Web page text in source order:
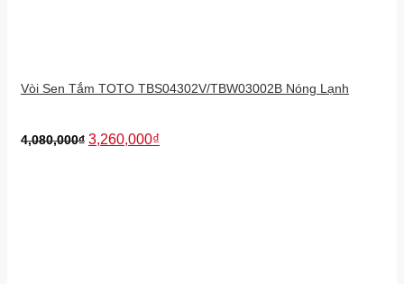
Vòi Sen Tắm TOTO TBS04302V/TBW03002B Nóng Lạnh
4,080,000₫ 3,260,000₫